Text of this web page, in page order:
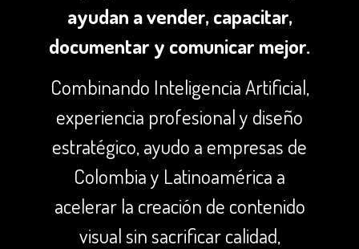
ayudan a vender, capacitar,
documentar y comunicar mejor.
Combinando Inteligencia Artificial,
experiencia profesional y diseño
estratégico, ayudo a empresas de
Colombia y Latinoamérica a
acelerar la creación de contenido
visual sin sacrificar calidad,